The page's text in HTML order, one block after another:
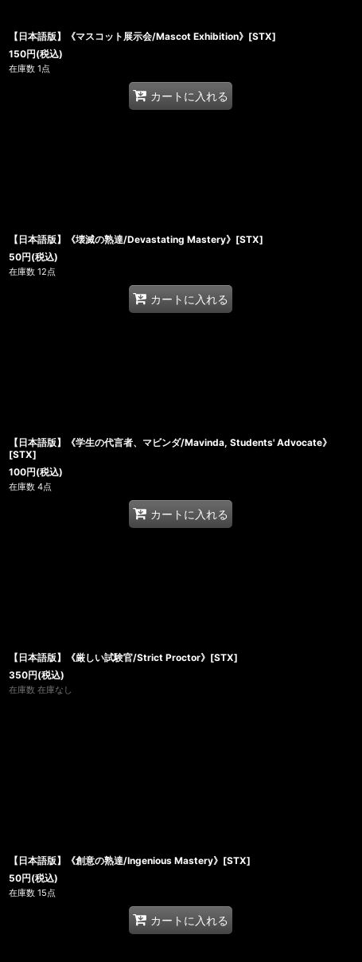
【日本語版】《マスコット展示会/Mascot Exhibition》[STX]
150円(税込)
在庫数 1点
カートに入れる
【日本語版】《壊滅の熟達/Devastating Mastery》[STX]
50円(税込)
在庫数 12点
カートに入れる
【日本語版】《学生の代言者、マビンダ/Mavinda, Students' Advocate》
[STX]
100円(税込)
在庫数 4点
カートに入れる
【日本語版】《厳しい試験官/Strict Proctor》[STX]
350円(税込)
在庫数 在庫なし
【日本語版】《創意の熟達/Ingenious Mastery》[STX]
50円(税込)
在庫数 15点
カートに入れる